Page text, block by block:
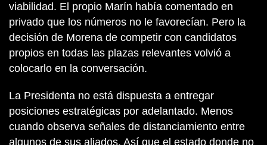
viabilidad. El propio Marín había comentado en
privado que los números no le favorecían. Pero la
decisión de Morena de competir con candidatos
propios en todas las plazas relevantes volvió a
colocarlo en la conversación.
La Presidenta no está dispuesta a entregar
posiciones estratégicas por adelantado. Menos
cuando observa señales de distanciamiento entre
algunos de sus aliados. Así que el estado donde no